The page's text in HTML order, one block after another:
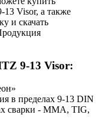
Visor, а также
и скачать
9-13 Visor:
в пределах 9-13 DIN
сварки - MMA, TIG,